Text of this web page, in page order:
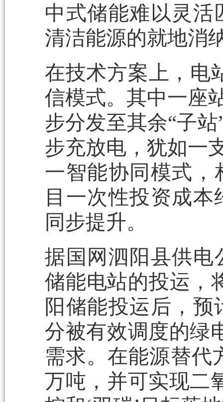
中式储能难以灵
清洁能源的就地消
在技术方案上，电
信模式。其中一座
步分发至其余“子
步充放电，犹如一
一智能协同模式
目一次性投资成本
同步提升。
据国网泗阳县供电
储能电站的投运，
阳储能投运后，预
分被有效调度的绿
需求。在能源替代
万吨，并可实现二